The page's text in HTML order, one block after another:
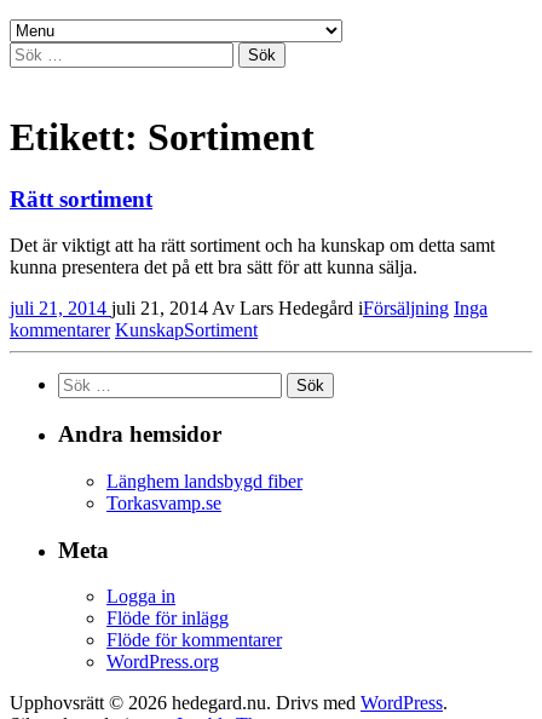
Sök
efter:
Etikett: Sortiment
Rätt sortiment
Det är viktigt att ha rätt sortiment och ha kunskap om detta samt
kunna presentera det på ett bra sätt för att kunna sälja.
juli 21, 2014 juli 21, 2014Av Lars Hedegård iFörsäljning Inga
kommentarer KunskapSortiment
Sök
efter:
Andra hemsidor
Länghem landsbygd fiber
Torkasvamp.se
Meta
Logga in
Flöde för inlägg
Flöde för kommentarer
WordPress.org
Upphovsrätt © 2026 hedegard.nu. Drivs med WordPress.